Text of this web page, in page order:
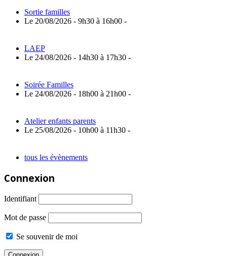
Sortie familles
Le 20/08/2026 - 9h30 à 16h00 -
LAEP
Le 24/08/2026 - 14h30 à 17h30 -
Soirée Familles
Le 24/08/2026 - 18h00 à 21h00 -
Atelier enfants parents
Le 25/08/2026 - 10h00 à 11h30 -
tous les évènements
Connexion
Identifiant
Mot de passe
Se souvenir de moi